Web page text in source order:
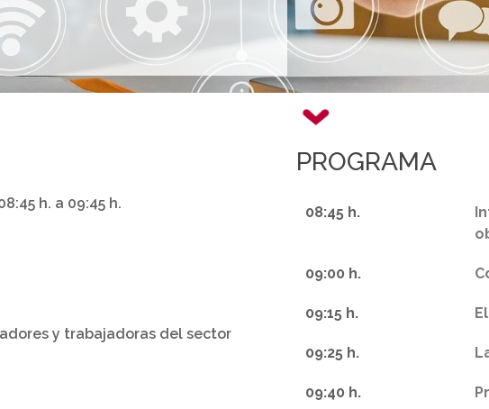
h. a 09:45 h.
y trabajadoras del sector
PROGRAMA
08:45 h.
09:00 h.
09:15 h.
09:25 h.
09:40 h.